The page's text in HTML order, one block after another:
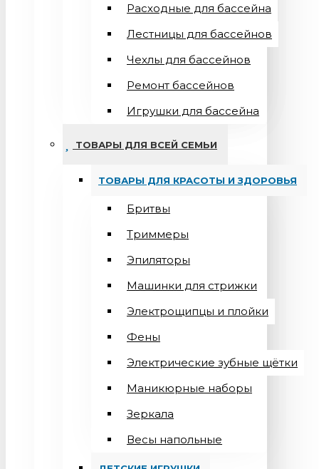
Расходные для бассейна
Лестницы для бассейнов
Чехлы для бассейнов
Ремонт бассейнов
Игрушки для бассейна
ТОВАРЫ ДЛЯ ВСЕЙ СЕМЬИ
ТОВАРЫ ДЛЯ КРАСОТЫ И ЗДОРОВЬЯ
Бритвы
Триммеры
Эпиляторы
Машинки для стрижки
Электрощипцы и плойки
Фены
Электрические зубные щётки
Маникюрные наборы
Зеркала
Весы напольные